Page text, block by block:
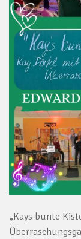
„Kays bunte